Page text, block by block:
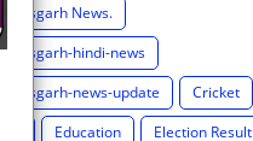
News.
hindi-news
news-update
Cricket
Education
Election Result